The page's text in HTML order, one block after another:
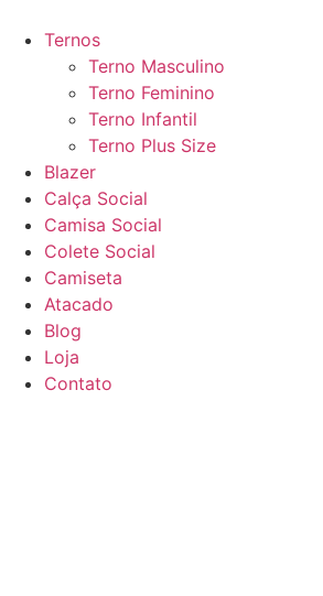
para
conteúdo
Ternos
Terno Masculino
Terno Feminino
Terno Infantil
Terno Plus Size
Blazer
Calça Social
Camisa Social
Colete Social
Camiseta
Atacado
Blog
Loja
Contato